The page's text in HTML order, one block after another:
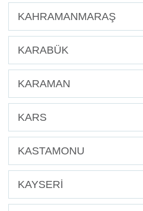
KAHRAMANMARAŞ
KARABÜK
KARAMAN
KARS
KASTAMONU
KAYSERİ